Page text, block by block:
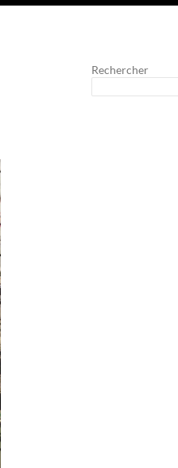
Rechercher